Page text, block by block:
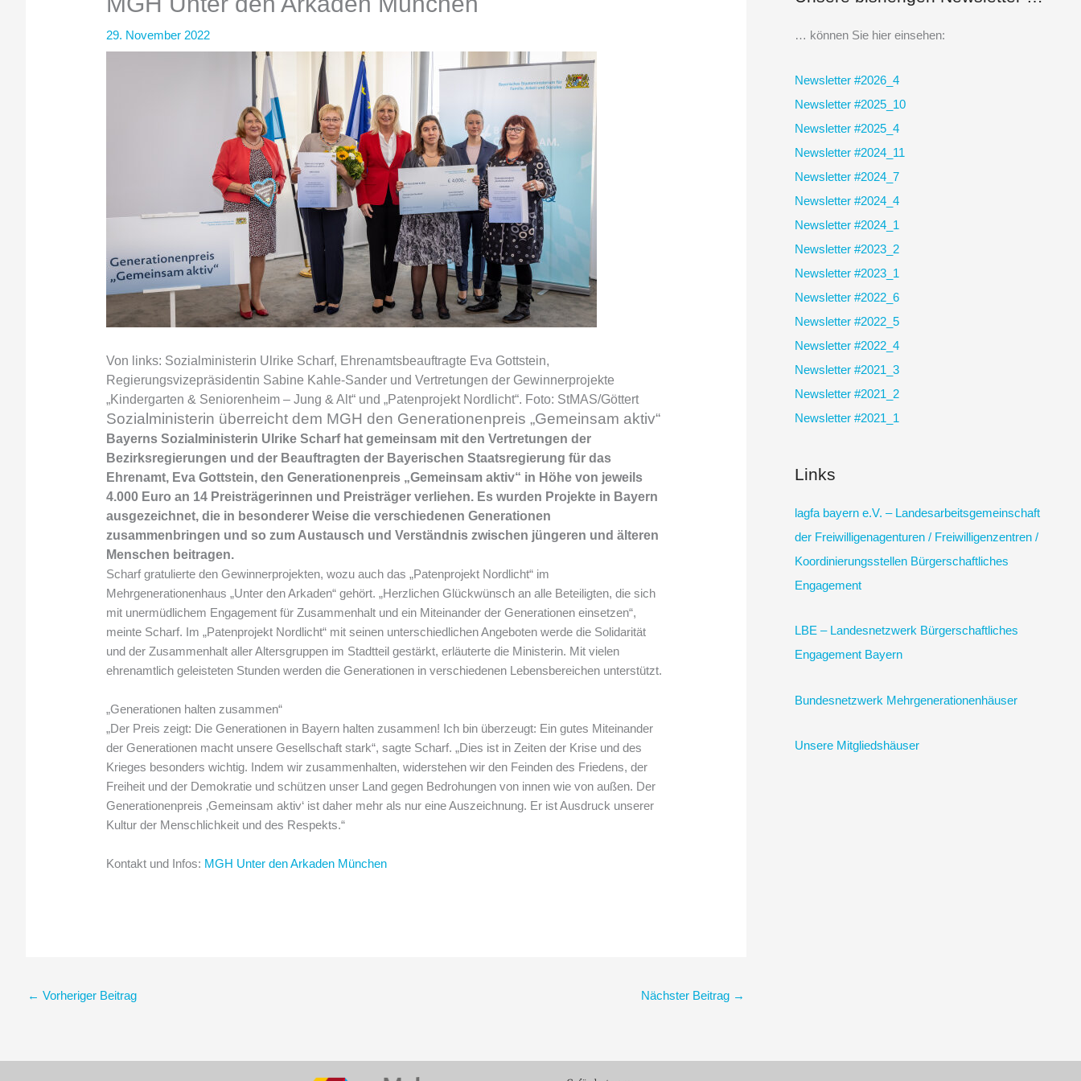
29. November 2022
Von links: Sozialministerin Ulrike Scharf, Ehrenamtsbeauftragte Eva Gottstein,
Regierungsvizepräsidentin Sabine Kahle-Sander und Vertretungen der Gewinnerprojekte
„Kindergarten & Seniorenheim – Jung & Alt“ und „Patenprojekt Nordlicht“. Foto: StMAS/Göttert
Sozialministerin überreicht dem MGH den Generationenpreis „Gemeinsam aktiv“
Bayerns Sozialministerin Ulrike Scharf hat gemeinsam mit den Vertretungen der
Bezirksregierungen und der Beauftragten der Bayerischen Staatsregierung für das
Ehrenamt, Eva Gottstein, den Generationenpreis „Gemeinsam aktiv“ in Höhe von jeweils
4.000 Euro an 14 Preisträgerinnen und Preisträger verliehen. Es wurden Projekte in Bayern
ausgezeichnet, die in besonderer Weise die verschiedenen Generationen
zusammenbringen und so zum Austausch und Verständnis zwischen jüngeren und älteren
Menschen beitragen.
Scharf gratulierte den Gewinnerprojekten, wozu auch das „Patenprojekt Nordlicht“ im
Mehrgenerationenhaus „Unter den Arkaden“ gehört. „Herzlichen Glückwünsch an alle Beteiligten, die sich
mit unermüdlichem Engagement für Zusammenhalt und ein Miteinander der Generationen einsetzen“,
meinte Scharf. Im „Patenprojekt Nordlicht“ mit seinen unterschiedlichen Angeboten werde die Solidarität
und der Zusammenhalt aller Altersgruppen im Stadtteil gestärkt, erläuterte die Ministerin. Mit vielen
ehrenamtlich geleisteten Stunden werden die Generationen in verschiedenen Lebensbereichen unterstützt.
„Generationen halten zusammen“
„Der Preis zeigt: Die Generationen in Bayern halten zusammen! Ich bin überzeugt: Ein gutes Miteinander
der Generationen macht unsere Gesellschaft stark“, sagte Scharf. „Dies ist in Zeiten der Krise und des
Krieges besonders wichtig. Indem wir zusammenhalten, widerstehen wir den Feinden des Friedens, der
Freiheit und der Demokratie und schützen unser Land gegen Bedrohungen von innen wie von außen. Der
Generationenpreis ‚Gemeinsam aktiv‘ ist daher mehr als nur eine Auszeichnung. Er ist Ausdruck unserer
Kultur der Menschlichkeit und des Respekts.“
Kontakt und Infos: MGH Unter den Arkaden München
← Vorheriger Beitrag Nächster Beitrag →
n
a
c
h
:
… können Sie hier einsehen:
Newsletter #2026_4
Newsletter #2025_10
Newsletter #2025_4
Newsletter #2024_11
Newsletter #2024_7
Newsletter #2024_4
Newsletter #2024_1
Newsletter #2023_2
Newsletter #2023_1
Newsletter #2022_6
Newsletter #2022_5
Newsletter #2022_4
Newsletter #2021_3
Newsletter #2021_2
Newsletter #2021_1
Links
lagfa bayern e.V. – Landesarbeitsgemeinschaft
der Freiwilligenagenturen / Freiwilligenzentren /
Koordinierungsstellen Bürgerschaftliches
Engagement
LBE – Landesnetzwerk Bürgerschaftliches
Engagement Bayern
Bundesnetzwerk Mehrgenerationenhäuser
Unsere Mitgliedshäuser